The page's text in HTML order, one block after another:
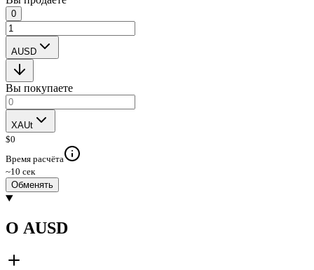
0
AUSD
Вы покупаете
XAUt
$0
Время расчёта
~10 сек
Обменять
О AUSD